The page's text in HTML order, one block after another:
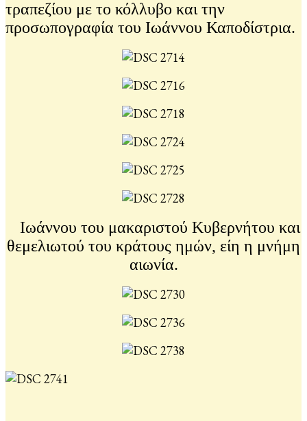
τραπεζίου με το κόλλυβο και την
προσωπογραφία του Ιωάννου Καποδίστρια.
Ιωάννου του μακαριστού Κυβερνήτου και
θεμελιωτού του κράτους ημών, είη η μνήμη
αιωνία.